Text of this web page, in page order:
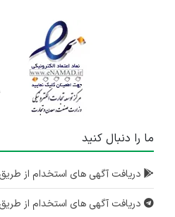
ما را دنبال کنید
دریافت آگهی های استخدام از
دریافت آگهی های استخدام از طریق